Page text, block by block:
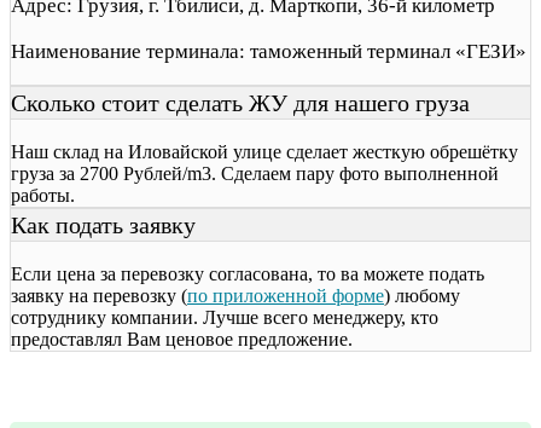
Адрес: Грузия, г. Тбилиси, д. Марткопи, 36-й километр
Наименование терминала: таможенный терминал «ГЕЗИ»
Сколько стоит сделать ЖУ для нашего груза
Наш склад на Иловайской улице сделает жесткую обрешётку
груза за 2700 Рублей/m3. Сделаем пару фото выполненной
работы.
Как подать заявку
Если цена за перевозку согласована, то ва можете подать
заявку на перевозку (по приложенной форме) любому
сотруднику компании. Лучше всего менеджеру, кто
предоставлял Вам ценовое предложение.